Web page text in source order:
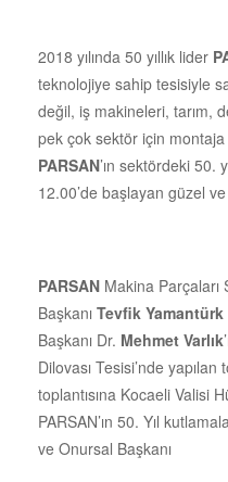
2018 yılında 50 yıllık lider
teknolojiye sahip tesisiyle
değil, iş makineleri, tarım,
pek çok sektör için
PARSAN’ın sektördeki 50.
12.00’de başlayan güzel
PARSAN Makina Parçaları
Başkanı Tevfik Yamantürk
Başkanı Dr. Mehmet Varlık
Dilovası Tesisi’nde yapılan
toplantısına Kocaeli Valisi
PARSAN’ın 50. Yıl
ve Onursal Başkanı